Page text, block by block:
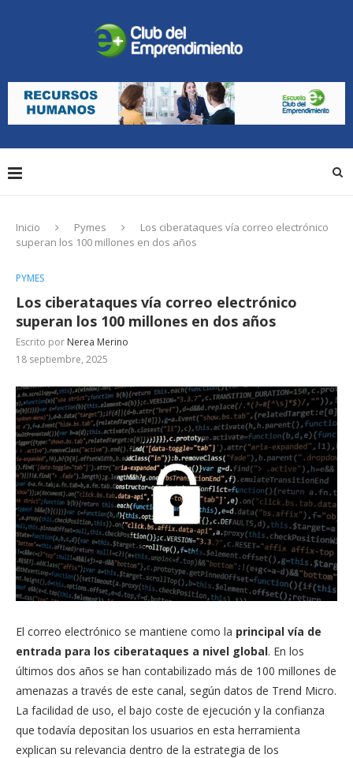
Inicio Pymes
Los ciberataques vía correo electrónico
superan los 100 millones en dos años
PYMES
Los ciberataques vía correo electrónico
superan los 100 millones en dos años
Escrito por Nerea Merino
18 septiembre, 2025
El correo electrónico se mantiene como la principal vía de
entrada para los ciberataques a nivel global. En los
últimos dos años se han contabilizado más de 100 millones de
amenazas a través de este canal, según datos de Trend Micro.
La facilidad de uso, el bajo coste de ejecución y la confianza
que todavía depositan los usuarios en esta herramienta
explican su relevancia dentro de la estrategia de los